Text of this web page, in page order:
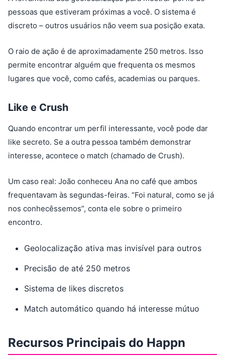
pessoas que estiveram próximas a você. O sistema é
discreto – outros usuários não veem sua posição exata.
O raio de ação é de aproximadamente 250 metros. Isso
permite encontrar alguém que frequenta os mesmos
lugares que você, como cafés, academias ou parques.
Like e Crush
Quando encontrar um perfil interessante, você pode dar
like secreto. Se a outra pessoa também demonstrar
interesse, acontece o match (chamado de Crush).
Um caso real: João conheceu Ana no café que ambos
frequentavam às segundas-feiras. “Foi natural, como se já
nos conhecêssemos”, conta ele sobre o primeiro
encontro.
Geolocalização ativa mas invisível para outros
Precisão de até 250 metros
Sistema de likes discretos
Match automático quando há interesse mútuo
Recursos Principais do Happn